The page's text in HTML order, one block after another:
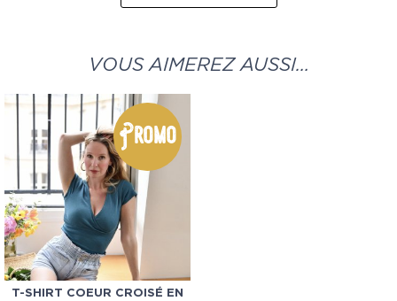
VOUS AIMEREZ AUSSI…
Promo
T-SHIRT COEUR CROISÉ EN